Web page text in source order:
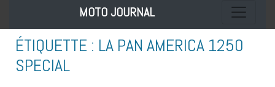
MOTO JOURNAL Toggle
ÉTIQUETTE : LA PAN AMERICA 1250
SPECIAL